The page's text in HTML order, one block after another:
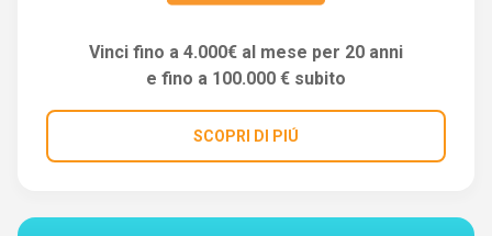
Vinci fino a 4.000€ al mese per 20 anni
e fino a 100.000 € subito
SCOPRI DI PIÚ